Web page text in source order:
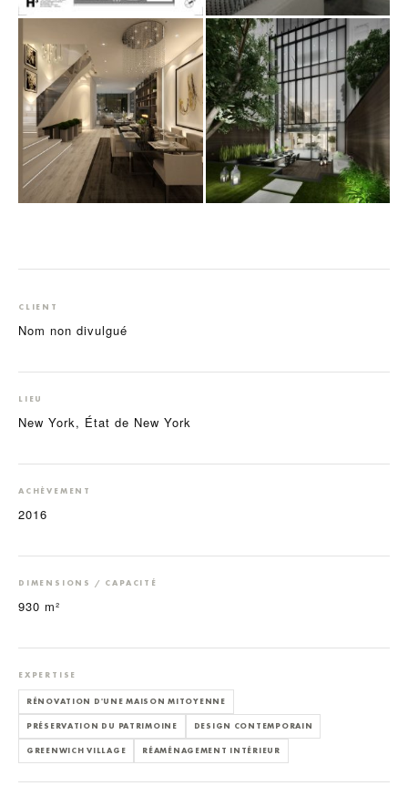
CLIENT
Nom non divulgué
LIEU
New York, État de New York
ACHÈVEMENT
2016
DIMENSIONS / CAPACITÉ
930 m²
EXPERTISE
RÉNOVATION D'UNE MAISON MITOYENNE
PRÉSERVATION DU PATRIMOINE DESIGN CONTEMPORAIN
GREENWICH VILLAGE RÉAMÉNAGEMENT INTÉRIEUR